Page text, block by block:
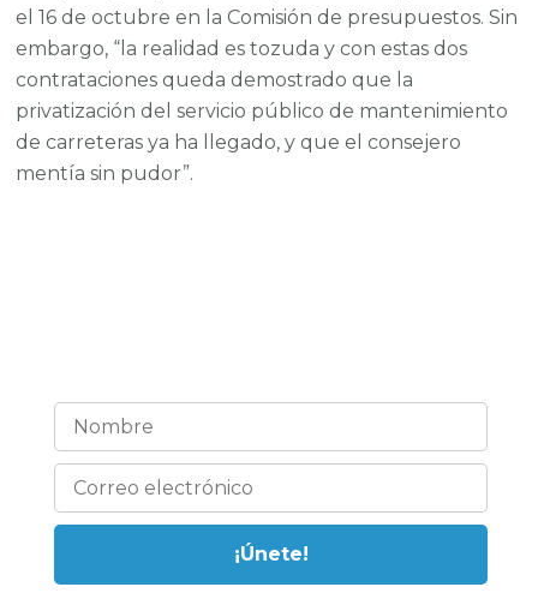
el 16 de octubre en la Comisión de presupuestos. Sin
embargo, “la realidad es tozuda y con estas dos
contrataciones queda demostrado que la
privatización del servicio público de mantenimiento
de carreteras ya ha llegado, y que el consejero
mentía sin pudor”.